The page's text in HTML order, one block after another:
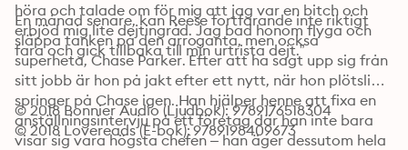
höra och talade om för mig att jag var en bitch och
erbjöd mig lite dejtingråd. Jag bad honom flyga och
fara och gick tillbaka till min urtrista dejt.”
En månad senare, kan Reese fortfarande inte riktigt
släppa tanken på den arroganta, men också
superheta, Chase Parker. Efter att ha sagt upp sig från
sitt jobb är hon på jakt efter ett nytt, när hon plötsligt
springer på Chase igen. Han hjälper henne att fixa en
anställningsintervju på ett företag där han inte bara
visar sig vara högsta chefen – han äger dessutom hela
© 2018 Bonnier Audio (Ljudbok): 9789176518304
© 2018 Lovereads (E-bok): 9789198409673